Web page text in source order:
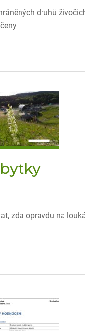
druhů
zda opravdu na